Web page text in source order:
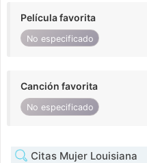
Película favorita
No especificado
Canción favorita
No especificado
Citas Mujer Louisiana